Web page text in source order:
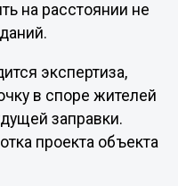
на расстоянии не
экспертиза,
в споре жителей
заправки.
проекта объекта